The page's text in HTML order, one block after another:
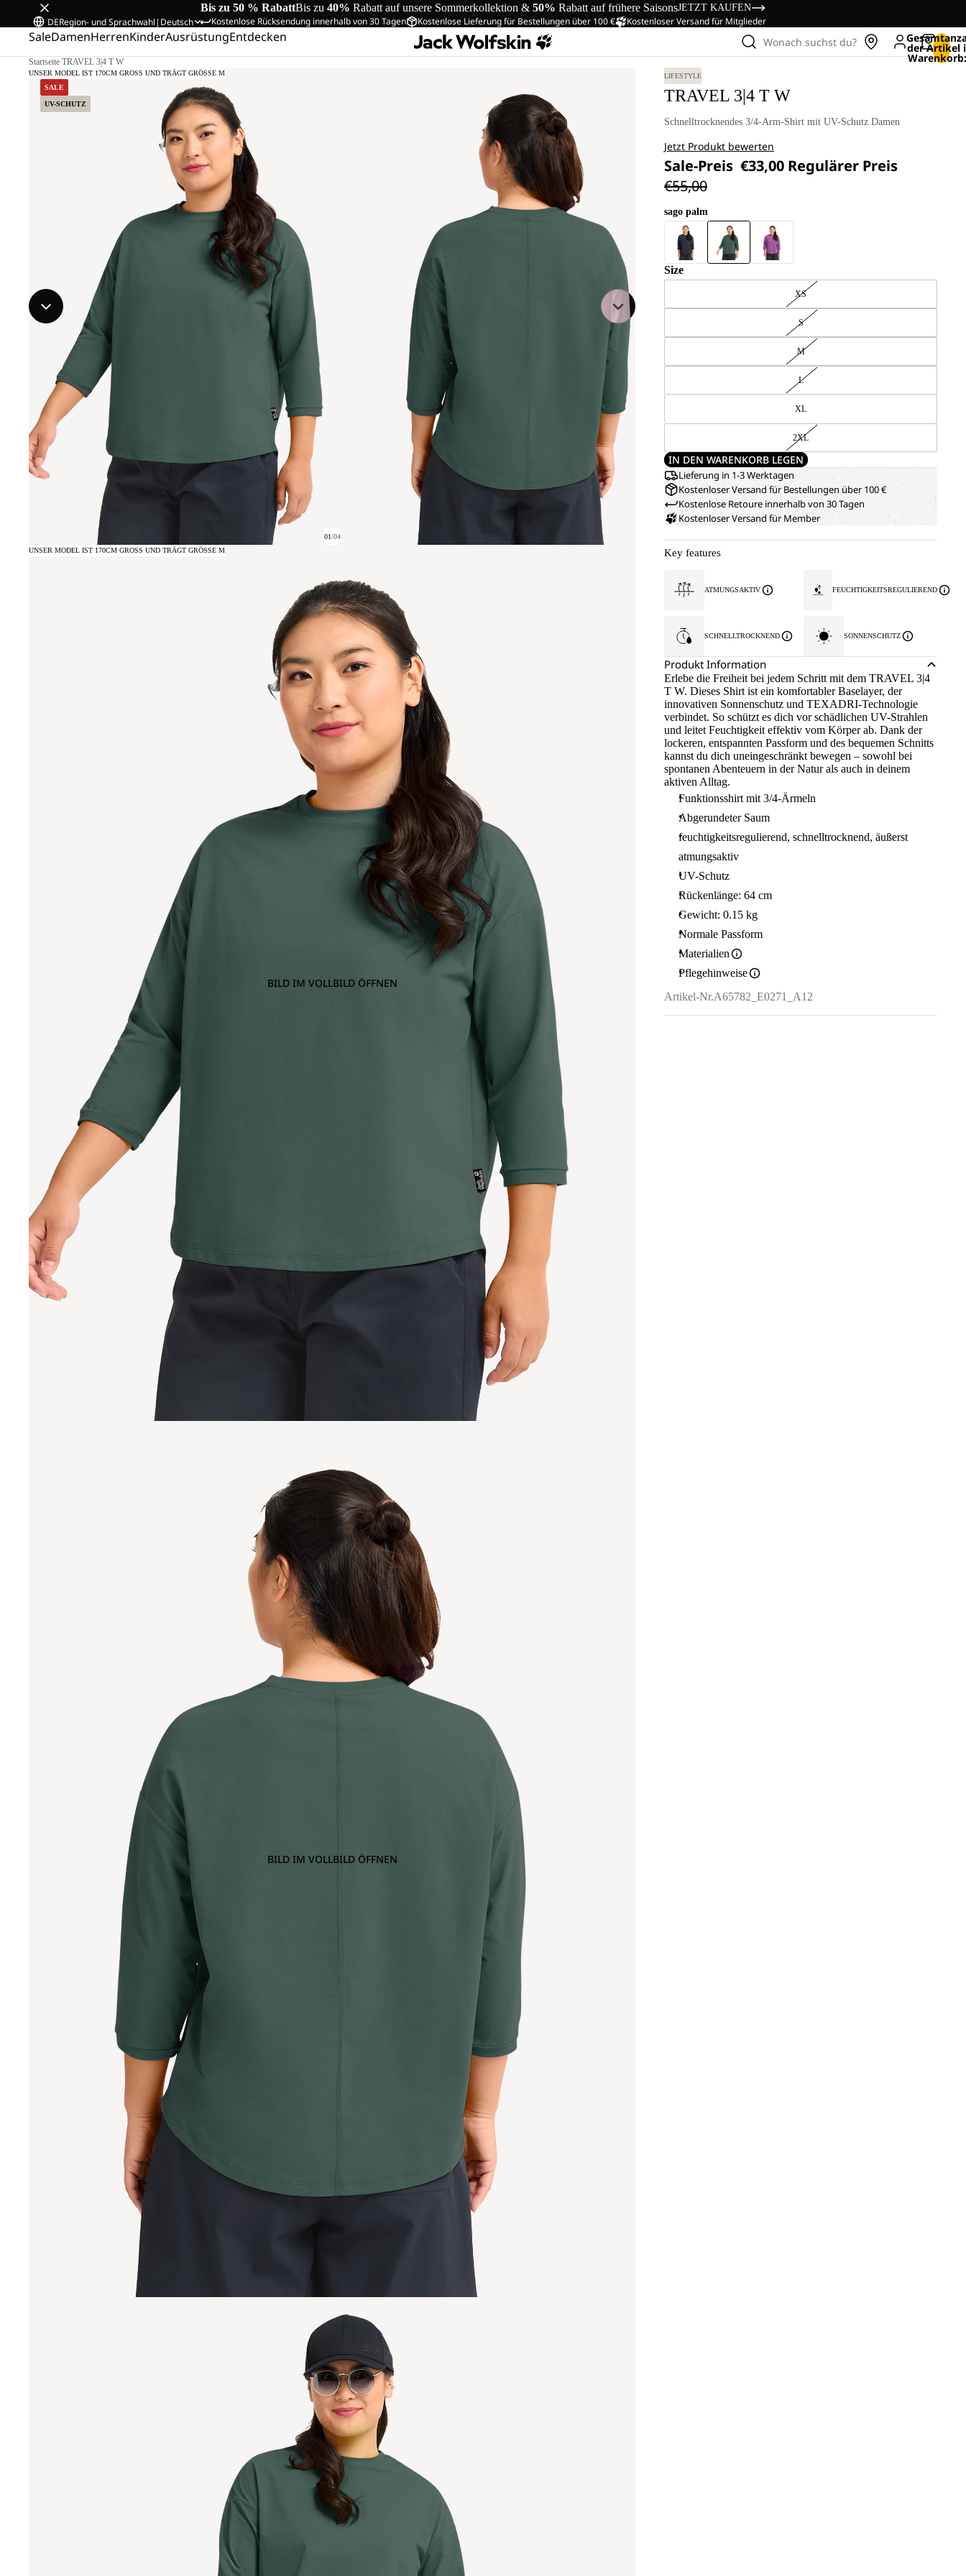
Bis zu 50 % RabattBis zu 40% Rabatt auf unsere Sommerkollektion & 50% Rabatt auf frühere SaisonsJETZT KAUFEN
Kostenlose Rücksendung innerhalb von 30 Tagen Kostenlose Lieferung für Bestellungen über 100 € Kostenloser Versand für Mitglieder
DERegion- und Sprachwahl| Deutsch
SaleDamenHerrenKinderAusrüstungEntdecken Wonach suchst du? der Artikel
Startseite/TRAVEL 3|4 T W
SALE
UV-SCHUTZ
UNSER MODEL IST 170CM GROSS UND TRÄGT GRÖSSE M
01/04
BILD IM VOLLBILD ÖFFNEN
UNSER MODEL IST 170CM GROSS UND TRÄGT GRÖSSE M
BILD IM VOLLBILD ÖFFNEN
LIFESTYLE
TRAVEL 3|4 T W
Schnelltrocknendes 3/4-Arm-Shirt mit UV-Schutz Damen
Jetzt Produkt bewerten
Sale-Preis €33,00 Regulärer Preis
€55,00
sago palm
Size
XS
S
M
L
XL
2XL
IN DEN WARENKORB LEGEN
Lieferung in 1-3 Werktagen
Kostenloser Versand für Bestellungen über 100 €
Kostenlose Retoure innerhalb von 30 Tagen
Kostenloser Versand für Member
Key features
ATMUNGSAKTIV FEUCHTIGKEITSREGULIEREND
SCHNELLTROCKNEND SONNENSCHUTZ
Produkt Information
Erlebe die Freiheit bei jedem Schritt mit dem TRAVEL 3|4
T W. Dieses Shirt ist ein komfortabler Baselayer, der
innovativen Sonnenschutz und TEXADRI-Technologie
verbindet. So schützt es dich vor schädlichen UV-Strahlen
und leitet Feuchtigkeit effektiv vom Körper ab. Dank der
lockeren, entspannten Passform und des bequemen Schnitts
kannst du dich uneingeschränkt bewegen – sowohl bei
spontanen Abenteuern in der Natur als auch in deinem
aktiven Alltag.
Funktionsshirt mit 3/4-Ärmeln
Abgerundeter Saum
feuchtigkeitsregulierend, schnelltrocknend, äußerst
atmungsaktiv
UV-Schutz
Rückenlänge: 64 cm
Gewicht: 0.15 kg
Normale Passform
Materialien
Pflegehinweise
Artikel-Nr.A65782_E0271_A12